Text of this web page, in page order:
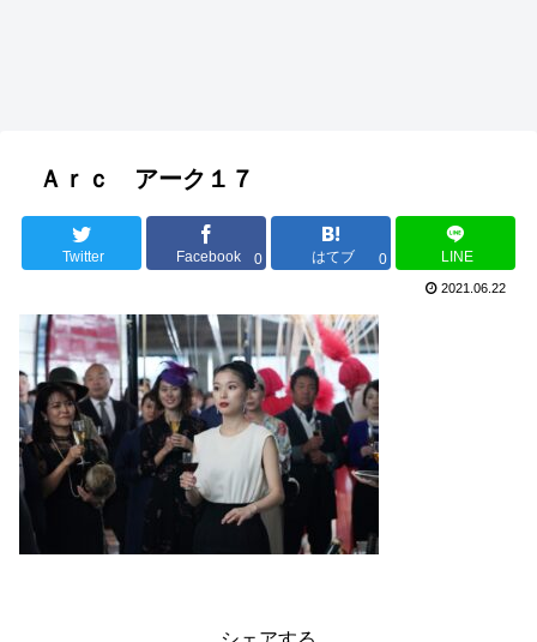
Ａｒｃ アーク１７
Twitter Facebook 0 はてブ 0 LINE
2021.06.22